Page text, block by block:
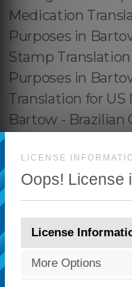
LICENSE
Oops! License
License
More Options